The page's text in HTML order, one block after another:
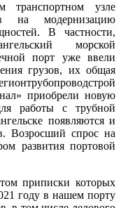
транспортном узле
на модернизацию
В частности,
морской
порт уже ввели
грузов, их общая
приобрели новую
работы с трубной
появляются и
Возросший спрос на
развития портовой
приписки которых
году в нашем порту